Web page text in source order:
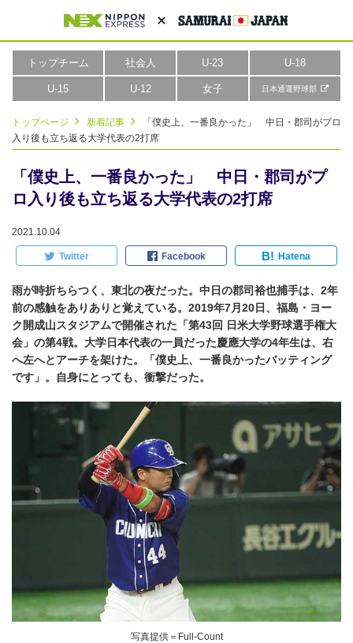
トップチーム 社会人 U-23 U-18
U-15 U-12 女子 日本通運野球部
トップページ 新着記事
「僕史上、一番良かった」 中日・郡司がプロ
入り後も立ち返る大学代表の2打席
「僕史上、一番良かった」 中日・郡司がプ
ロ入り後も立ち返る大学代表の2打席
2021.10.04
Twitter Facebook B! Hatena
雨が時折ちらつく、東北の夜だった。中日の郡司裕也捕手は、2年
前の感触をありありと覚えている。2019年7月20日、福島・ヨー
ク開成山スタジアムで開催された「第43回 日米大学野球選手権大
会」の第4戦。大学日本代表の一員だった慶應大学の4年生は、右
へ左へとアーチを架けた。「僕史上、一番良かったバッティング
です」。自身にとっても、衝撃だった。
写真提供＝Full-Count